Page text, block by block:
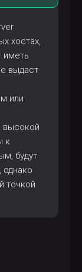
хостах,
иметь
выдаст
или
высокой
к
будут
однако
точкой